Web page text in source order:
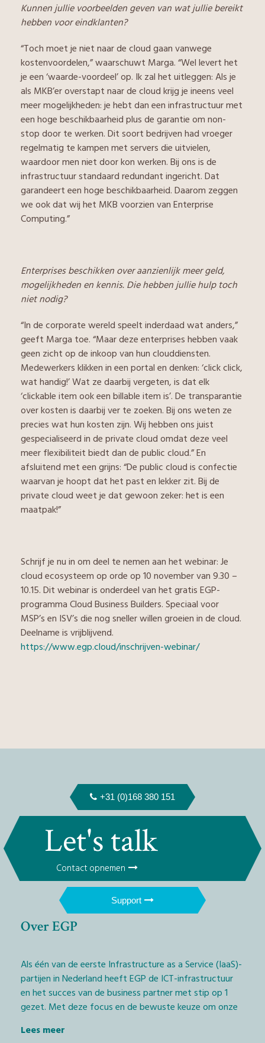
Kunnen jullie voorbeelden geven van wat jullie bereikt
hebben voor eindklanten?
“Toch moet je niet naar de cloud gaan vanwege
kostenvoordelen,” waarschuwt Marga. “Wel levert het
je een ‘waarde-voordeel’ op. Ik zal het uitleggen: Als je
als MKB’er overstapt naar de cloud krijg je ineens veel
meer mogelijkheden: je hebt dan een infrastructuur met
een hoge beschikbaarheid plus de garantie om non-
stop door te werken. Dit soort bedrijven had vroeger
regelmatig te kampen met servers die uitvielen,
waardoor men niet door kon werken. Bij ons is de
infrastructuur standaard redundant ingericht. Dat
garandeert een hoge beschikbaarheid. Daarom zeggen
we ook dat wij het MKB voorzien van Enterprise
Computing.”
Enterprises beschikken over aanzienlijk meer geld,
mogelijkheden en kennis. Die hebben jullie hulp toch
niet nodig?
“In de corporate wereld speelt inderdaad wat anders,”
geeft Marga toe. “Maar deze enterprises hebben vaak
geen zicht op de inkoop van hun clouddiensten.
Medewerkers klikken in een portal en denken: ‘click click,
wat handig!’ Wat ze daarbij vergeten, is dat elk
‘clickable item ook een billable item is’. De transparantie
over kosten is daarbij ver te zoeken. Bij ons weten ze
precies wat hun kosten zijn. Wij hebben ons juist
gespecialiseerd in de private cloud omdat deze veel
meer flexibiliteit biedt dan de public cloud.” En
afsluitend met een grijns: “De public cloud is confectie
waarvan je hoopt dat het past en lekker zit. Bij de
private cloud weet je dat gewoon zeker: het is een
maatpak!”
Schrijf je nu in om deel te nemen aan het webinar: Je
cloud ecosysteem op orde op 10 november van 9.30 –
10.15. Dit webinar is onderdeel van het gratis EGP-
programma Cloud Business Builders. Speciaal voor
MSP’s en ISV’s die nog sneller willen groeien in de cloud.
Deelname is vrijblijvend.
https://www.egp.cloud/inschrijven-webinar/
+31 (0)168 380 151
Let's talk
Contact opnemen
Support
Over EGP
Als één van de eerste Infrastructure as a Service (IaaS)-
partijen in Nederland heeft EGP de ICT-infrastructuur
en het succes van de business partner met stip op 1
gezet. Met deze focus en de bewuste keuze om onze
geven wij Managed Service Providers (MSP’s) en
Lees meer